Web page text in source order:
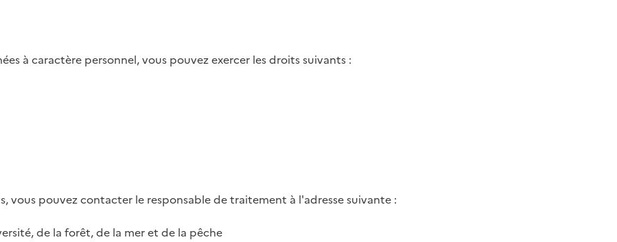
à caractère personnel, vous pouvez exercer les droits suivants :
pouvez contacter le responsable de traitement à l'adresse suivante :
de la forêt, de la mer et de la pêche